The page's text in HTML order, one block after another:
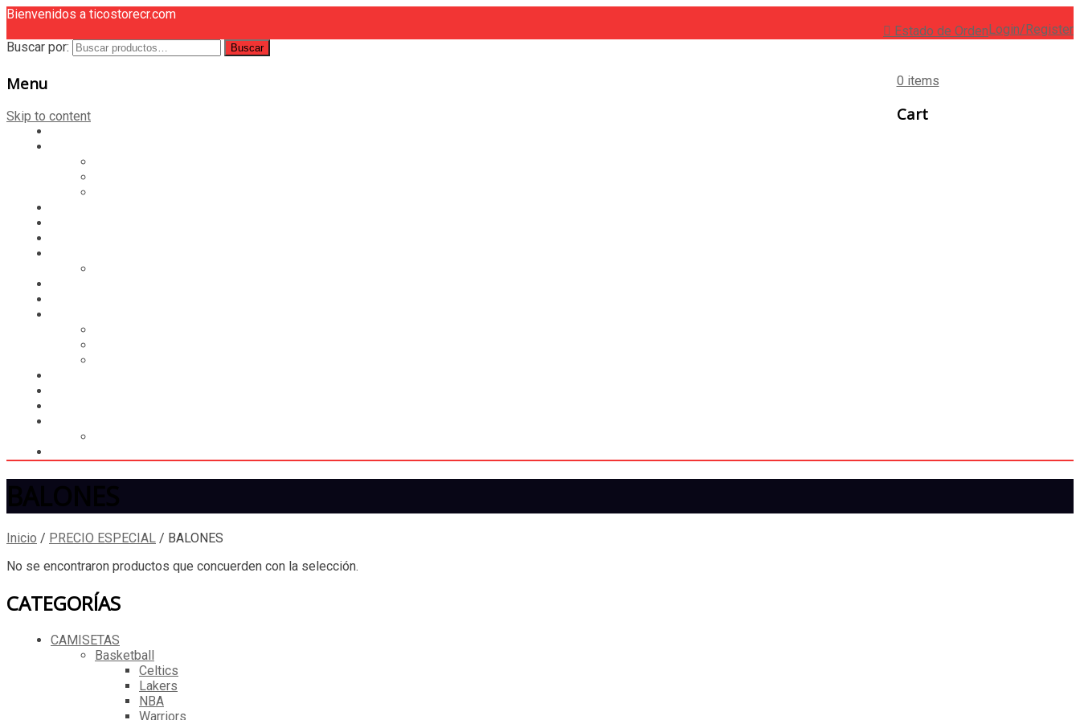
Bienvenidos a ticostorecr.com
Login/Register
Estado de Orden
Buscar por:
Buscar
0 items
Cart
Menu
Skip to content
Inicio / PRECIO ESPECIAL / BALONES
No se encontraron productos que concuerden con la selección.
CATEGORÍAS
CAMISETAS
Basketball
Celtics
Lakers
NBA
Warriors